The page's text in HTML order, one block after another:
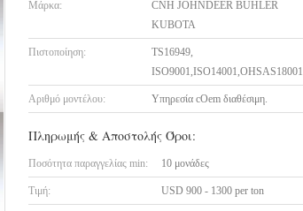
Μάρκα:
CNH JOHNDEER BUHLER
KUBOTA
Πιστοποίηση:
TS16949,
ISO9001,ISO14001,OHSAS18001
Αριθμό μοντέλου: Υπηρεσία cOem διαθέσιμη.
Πληρωμής & Αποστολής Όροι:
Ποσότητα παραγγελίας min: 10 μονάδες
Τιμή: USD 900 - 1300 per ton